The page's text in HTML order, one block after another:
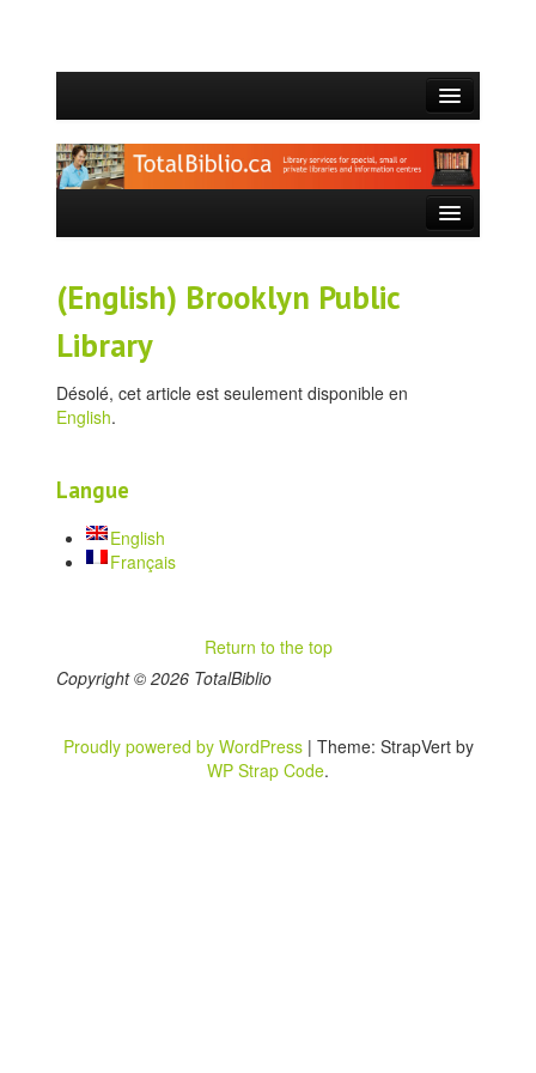
QUI SOMMES-NOUS?
CE QUE NOUS FAISONS
SERVICES OFFERTS
(English) Brooklyn Public
Library
Désolé, cet article est seulement disponible en
English.
Langue
English
Français
Return to the top
Copyright © 2026 TotalBiblio
Proudly powered by WordPress | Theme: StrapVert by
WP Strap Code.